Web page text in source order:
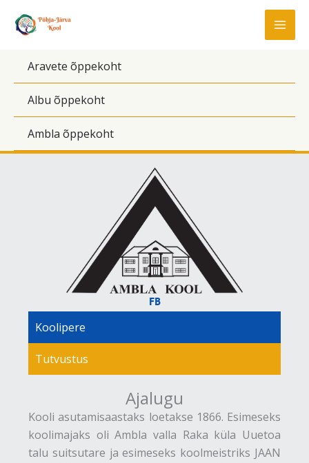
Aravete õppekoht
Albu õppekoht
Ambla õppekoht
FB
Koolipere
Tutvustus
Ajalugu
Kooli asutamisaastaks loetakse 1866. Esimeseks
koolimajaks oli Ambla valla Raka küla Uuetoa
talu suitsutare ja esimeseks koolmeistriks JAAN